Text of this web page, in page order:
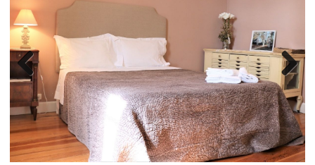
Previous Next